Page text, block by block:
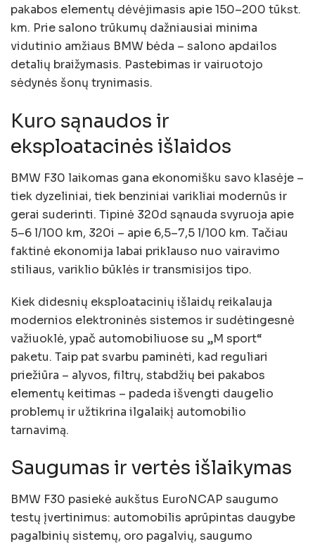
pakabos elementų dėvėjimasis apie 150–200 tūkst.
km. Prie salono trūkumų dažniausiai minima
vidutinio amžiaus BMW bėda – salono apdailos
detalių braižymasis. Pastebimas ir vairuotojo
sėdynės šonų trynimasis.
Kuro sąnaudos ir
eksploatacinės išlaidos
BMW F30 laikomas gana ekonomišku savo klasėje –
tiek dyzeliniai, tiek benziniai varikliai modernūs ir
gerai suderinti. Tipinė 320d sąnauda svyruoja apie
5–6 l/100 km, 320i – apie 6,5–7,5 l/100 km. Tačiau
faktinė ekonomija labai priklauso nuo vairavimo
stiliaus, variklio būklės ir transmisijos tipo.
Kiek didesnių eksploatacinių išlaidų reikalauja
modernios elektroninės sistemos ir sudėtingesnė
važiuoklė, ypač automobiliuose su „M sport“
paketu. Taip pat svarbu paminėti, kad reguliari
priežiūra – alyvos, filtrų, stabdžių bei pakabos
elementų keitimas – padeda išvengti daugelio
problemų ir užtikrina ilgalaikį automobilio
tarnavimą.
Saugumas ir vertės išlaikymas
BMW F30 pasiekė aukštus EuroNCAP saugumo
testų įvertinimus: automobilis aprūpintas daugybe
pagalbinių sistemų, oro pagalvių, saugumo